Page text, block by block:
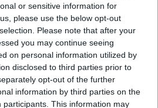
or sensitive information for
please use the below opt-out
Please note that after your
you may continue seeing
on personal information utilized by
disclosed to third parties prior to
opt-out of the further
information by third parties on the
participants. This information may